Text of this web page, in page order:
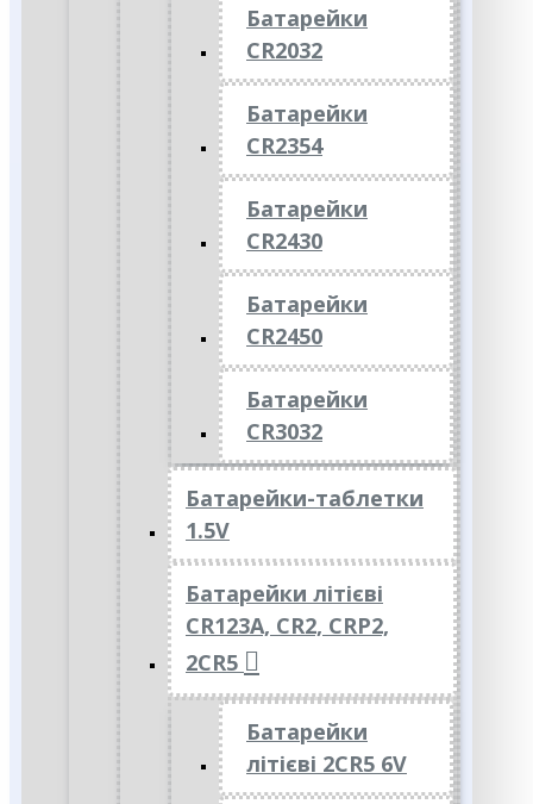
Батарейки
CR2032
Батарейки
CR2354
Батарейки
CR2430
Батарейки
CR2450
Батарейки
CR3032
Батарейки-таблетки
1.5V
Батарейки літієві
CR123A, CR2, CRP2,
2CR5
Батарейки
літієві 2CR5 6V